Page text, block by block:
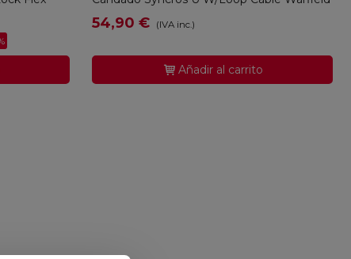
54,90 € (IVA inc.)
Añadir al carrito